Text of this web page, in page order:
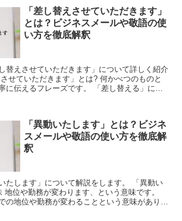
「差し替えさせていただきます」
とは？ビジネスメールや敬語の使
い方を徹底解釈
替えさせていただきます」について詳しく紹介
せていただきます」とは? 何かべつのものと
に伝えるフレーズです。 「差し替える」に
「異動いたします」とは？ビジネ
スメールや敬語の使い方を徹底解
釈
たします」について解説をします。 「異動い
地位や勤務が変わります、という意味です。
の地位や勤務が変わることという意味がありま